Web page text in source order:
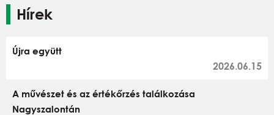
Hírek
Újra együtt
2026.06.15
A művészet és az értékőrzés találkozása
Nagyszalontán